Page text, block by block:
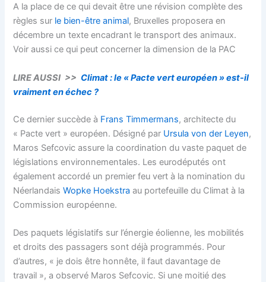
A la place de ce qui devait être une révision complète des
règles sur le bien-être animal, Bruxelles proposera en
décembre un texte encadrant le transport des animaux.
Voir aussi ce qui peut concerner la dimension de la PAC
LIRE AUSSI >> Climat : le « Pacte vert européen » est-il
vraiment en échec ?
Ce dernier succède à Frans Timmermans, architecte du
« Pacte vert » européen. Désigné par Ursula von der Leyen,
Maros Sefcovic assure la coordination du vaste paquet de
législations environnementales. Les eurodéputés ont
également accordé un premier feu vert à la nomination du
NéerlandaisWopke Hoekstra au portefeuille du Climat à la
Commission européenne.
Des paquets législatifs sur l’énergie éolienne, les mobilités
et droits des passagers sont déjà programmés. Pour
d’autres, « je dois être honnête, il faut davantage de
travail », a observé Maros Sefcovic. Si une moitié des